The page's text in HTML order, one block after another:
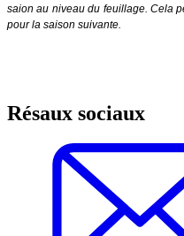
saion au niveau du feuillage. Cela
pour la saison suivante.
Résaux sociaux